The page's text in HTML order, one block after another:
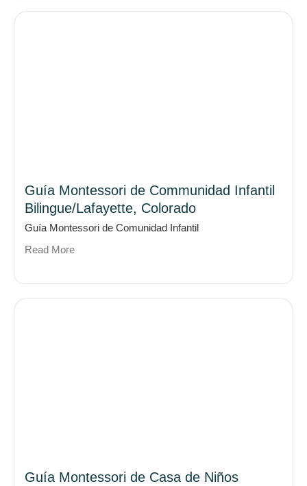
Guía Montessori de Communidad Infantil
Bilingue/Lafayette, Colorado
Guía Montessori de Comunidad Infantil
Read More
Guía Montessori de Casa de Niños